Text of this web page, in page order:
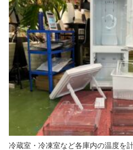
冷蔵室・冷凍室など各庫内の温度を